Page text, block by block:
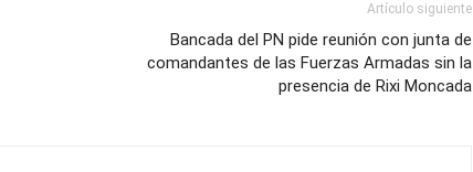
Artículo siguiente
Bancada del PN pide reunión con junta de
comandantes de las Fuerzas Armadas sin la
presencia de Rixi Moncada